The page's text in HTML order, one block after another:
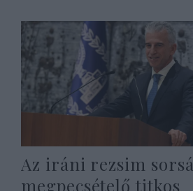
Az iráni rezsim
megpecsételő titkos